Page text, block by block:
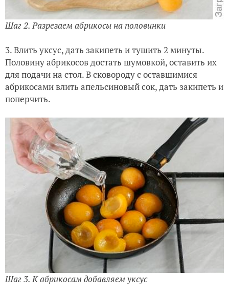
Шаг 2. Разрезаем абрикосы на половинки
3. Влить уксус, дать закипеть и тушить 2 минуты.
Половину абрикосов достать шумовкой, оставить их
для подачи на стол. В сковороду с оставшимися
абрикосами влить апельсиновый сок, дать закипеть и
поперчить.
Шаг 3. К абрикосам добавляем уксус